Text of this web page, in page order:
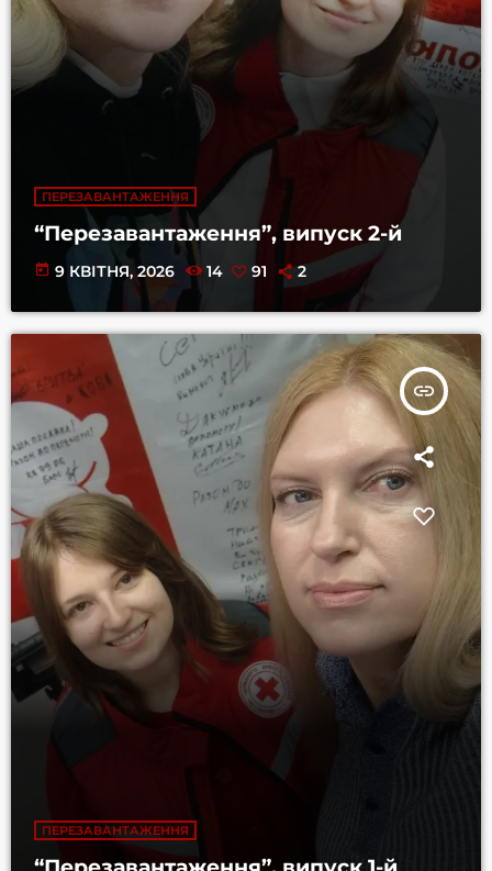
ПЕРЕЗАВАНТАЖЕННЯ
“Перезавантаження”, випуск 2-й
today 9 КВІТНЯ, 2026 14 91 2
insert_link
ПЕРЕЗАВАНТАЖЕННЯ